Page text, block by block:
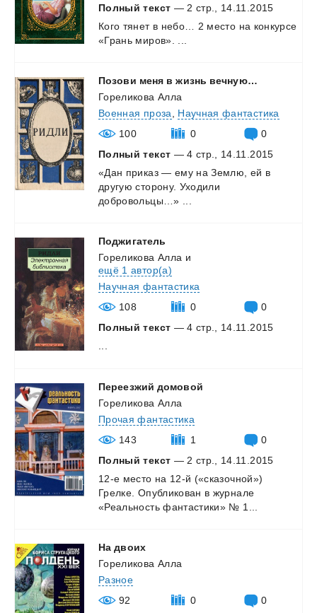
Полный текст — 2 стр., 14.11.2015
Кого тянет в небо… 2 место на конкурсе
«Грань миров».
Позови меня в жизнь вечную…
Гореликова Алла
Военная проза
Научная фантастика
100
0
0
Полный текст — 4 стр., 14.11.2015
«Дан приказ — ему на Землю, ей в
другую сторону. Уходили
добровольцы…»
Поджигатель
Гореликова Алла и
ещё 1 автор(а)
Научная фантастика
108
0
0
Полный текст — 4 стр., 14.11.2015
Переезжий домовой
Гореликова Алла
Прочая фантастика
143
1
0
Полный текст — 2 стр., 14.11.2015
12-е место на 12-й («сказочной»)
Грелке. Опубликован в журнале
«Реальность фантастики» № 1...
На двоих
Гореликова Алла
Разное
92
0
0